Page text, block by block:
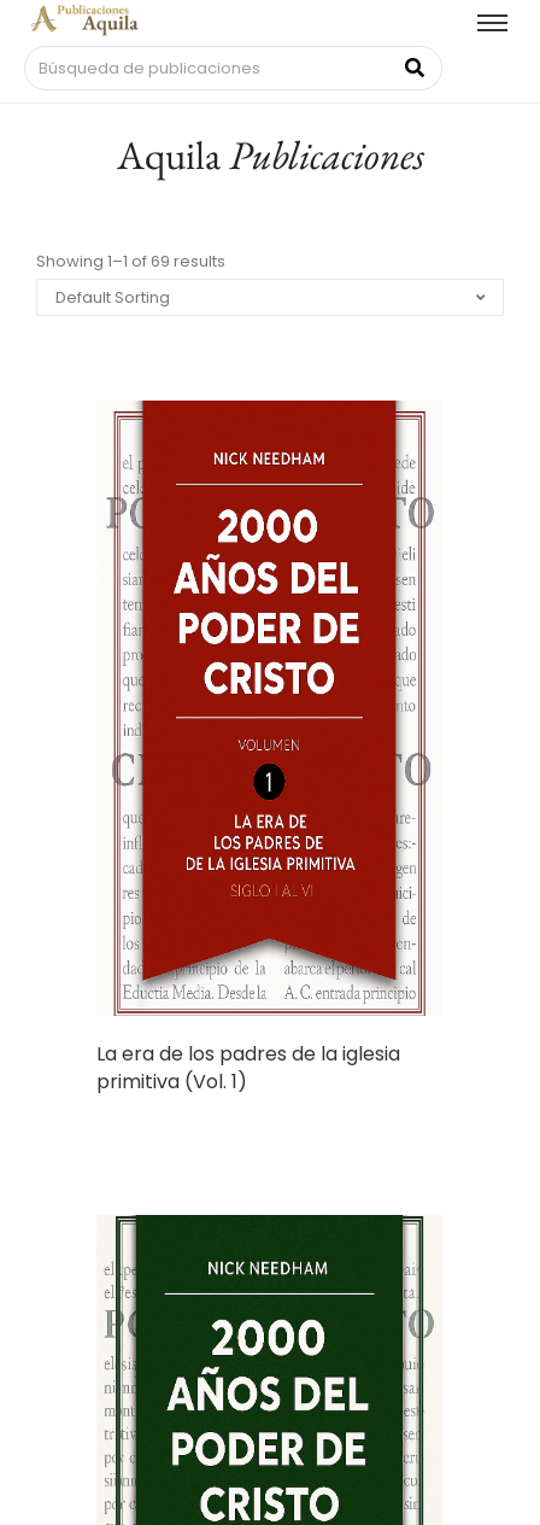
AquilaPublicaciones
Showing 1–1 of 69 results
La era de los padres de la iglesia
primitiva (Vol. 1)